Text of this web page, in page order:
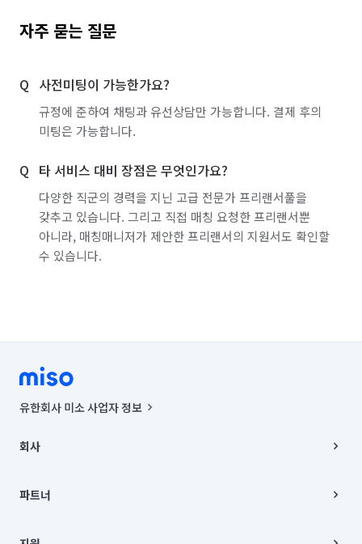
자주 묻는 질문
사전미팅이 가능한가요?
규정에 준하여 채팅과 유선상담만 가능합니다. 결제 후의
미팅은 가능합니다.
타 서비스 대비 장점은 무엇인가요?
다양한 직군의 경력을 지닌 고급 전문가 프리랜서풀을
갖추고 있습니다. 그리고 직접 매칭 요청한 프리랜서뿐
아니라, 매칭매니저가 제안한 프리랜서의 지원서도 확인할
수 있습니다.
유한회사 미소 사업자 정보
00019 |
주소 | 본사: 서울특별시 종로구 율곡로 6(중학동, 트윈트리빌딩) B동 5층
컨택센터 : 서울특별시 종로구 수송동 율곡로 24, 7층, 8층 미소
상품, 상품정보, 거래에 관한 의무와 책임은 거래당사자에게 있습니다.
회사
채용
파트너